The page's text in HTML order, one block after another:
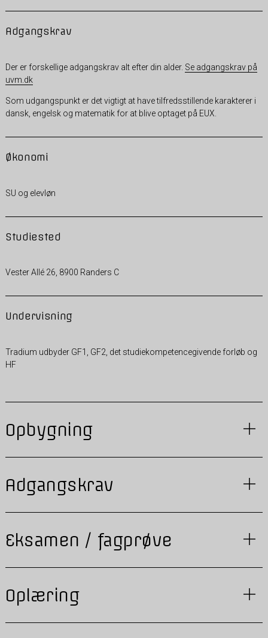
Adgangskrav
Der er forskellige adgangskrav alt efter din alder. Se adgangskrav på
uvm.dk
Som udgangspunkt er det vigtigt at have tilfredsstillende karakterer i
dansk, engelsk og matematik for at blive optaget på EUX.
Økonomi
SU og elevløn
Studiested
Vester Allé 26, 8900 Randers C
Undervisning
Tradium udbyder GF1, GF2, det studiekompetencegivende forløb og
HF
Opbygning
Adgangskrav
Eksamen / fagprøve
Oplæring